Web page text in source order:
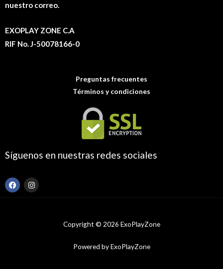
nuestro correo.
EXOPLAY ZONE C.A
RIF No. J-50078166-0
Preguntas frecuentes
Términos y condiciones
Síguenos en nuestras redes sociales
F
a
I
n
Copyright © 2026 ExoPlayZone
Powered by ExoPlayZone